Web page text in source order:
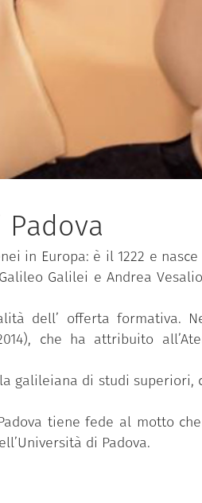
in Europa: è il 1222 e nasce
Galilei e Andrea
dell’ offerta formativa.
che ha attribuito
galileiana di studi superiori,
tiene fede al motto
di Padova.